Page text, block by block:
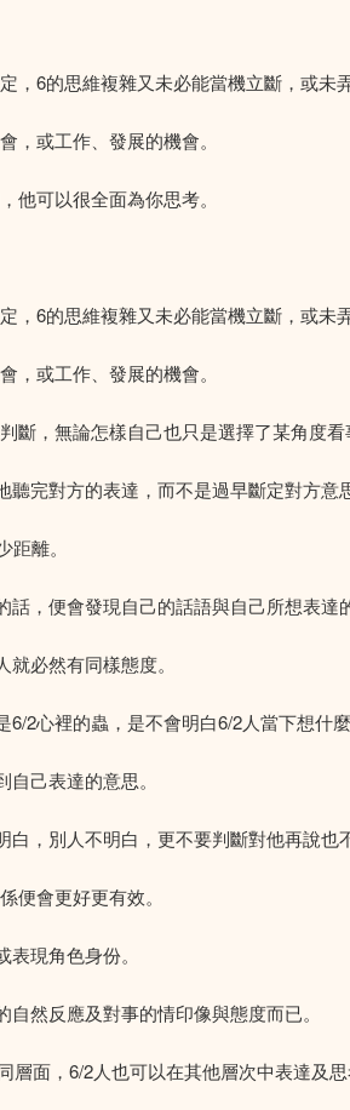
，6的思維複雜又未必能當機立斷，或未
，或工作、發展的機會。
他可以很全面為你思考。
，6的思維複雜又未必能當機立斷，或未
，或工作、發展的機會。
斷，無論怎樣自己也只是選擇了某角度看
完對方的表達，而不是過早斷定對方意思
離。
，便會發現自己的話語與自己所想表達
必然有同樣態度。
2心裡的蟲，是不會明白6/2人當下想什麼
己表達的意思。
，別人不明白，更不要判斷對他再說也
便會更好更有效。
現角色身份。
然反應及對事的情印像與態度而已。
面，6/2人也可以在其他層次中表達及思